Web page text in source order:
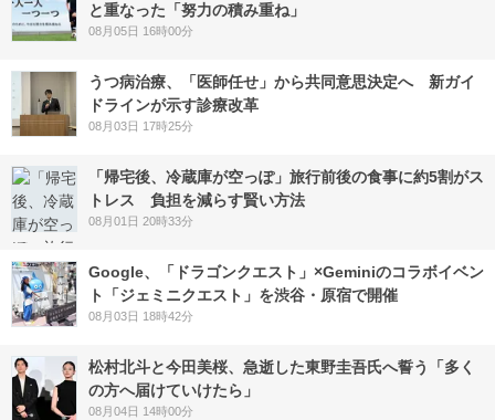
と重なった「努力の積み重ね」
08月05日 16時00分
うつ病治療、「医師任せ」から共同意思決定へ 新ガイ
ドラインが示す診療改革
08月03日 17時25分
「帰宅後、冷蔵庫が空っぽ」旅行前後の食事に約5割がス
トレス 負担を減らす賢い方法
08月01日 20時33分
Google、「ドラゴンクエスト」×Geminiのコラボイベン
ト「ジェミニクエスト」を渋谷・原宿で開催
08月03日 18時42分
松村北斗と今田美桜、急逝した東野圭吾氏へ誓う「多く
の方へ届けていけたら」
08月04日 14時00分